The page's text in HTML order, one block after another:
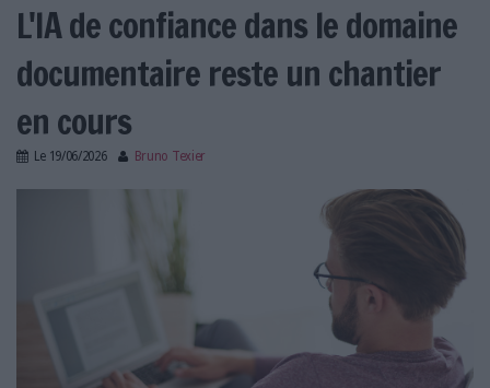
LES NEWSLETTERS
LE MAGAZINE
LES SUPPLÉMENTS
L'IA de confiance dans le domaine
documentaire reste un chantier
en cours
Le 19/06/2026 Bruno Texier